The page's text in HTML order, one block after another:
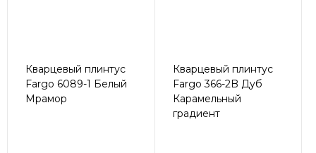
Кварцевый плинтус
Fargo 6089-1 Белый
Мрамор
Кварцевый плинтус
Fargo 366-2B Дуб
Карамельный
градиент